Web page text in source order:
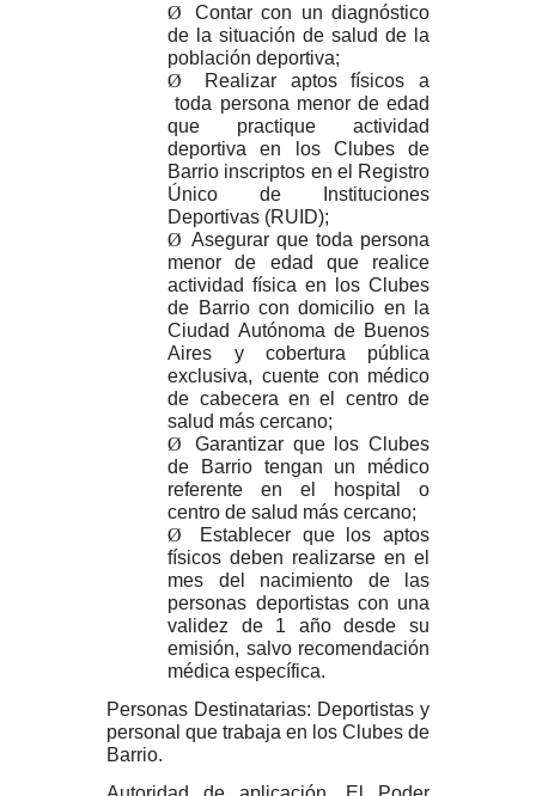
Ø
Contar con un diagnóstico
de la situación de salud de la
población deportiva;
Ø
Realizar aptos físicos a
toda persona menor de edad
que practique actividad
deportiva en los Clubes de
Barrio inscriptos en el Registro
Único de Instituciones
Deportivas (RUID);
Ø Asegurar que toda persona
menor de edad que realice
actividad física en los Clubes
de Barrio con domicilio en la
Ciudad Autónoma de Buenos
Aires y cobertura pública
exclusiva, cuente con médico
de cabecera en el centro de
salud más cercano;
Ø
Garantizar que los Clubes
de Barrio tengan un médico
referente en el hospital o
centro de salud más cercano;
Ø
Establecer que los aptos
físicos deben realizarse en el
mes del nacimiento de las
personas deportistas con una
validez de 1 año desde su
emisión, salvo recomendación
médica específica.
Personas Destinatarias: Deportistas y
personal que trabaja en los Clubes de
Barrio.